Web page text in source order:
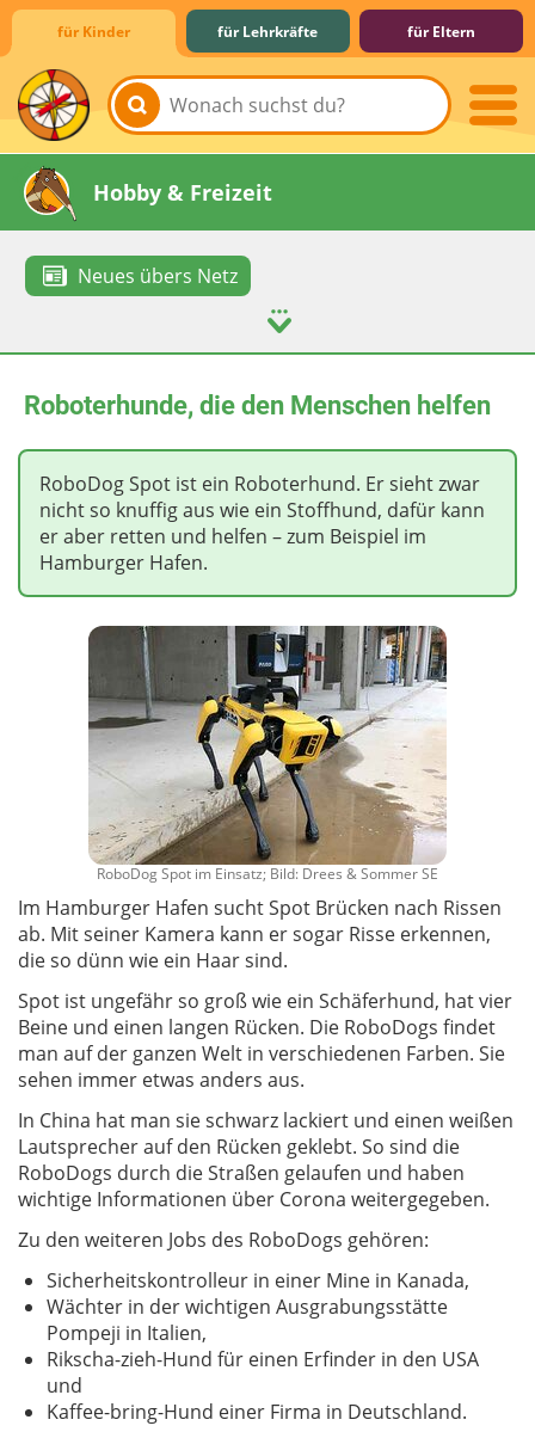
für Kinder für Lehrkräfte für Eltern
Lernen & Schule
Hobby & Freizeit
Neues übers Netz
Spiel & Spaß
Mitreden & Mitmachen
Roboterhunde, die den Menschen helfen
RoboDog Spot ist ein Roboterhund. Er sieht zwar
nicht so knuffig aus wie ein Stoffhund, dafür kann
er aber retten und helfen – zum Beispiel im
Hamburger Hafen.
RoboDog Spot im Einsatz; Bild: Drees & Sommer SE
Im Hamburger Hafen sucht Spot Brücken nach Rissen
ab. Mit seiner Kamera kann er sogar Risse erkennen,
die so dünn wie ein Haar sind.
Spot ist ungefähr so groß wie ein Schäferhund, hat vier
Beine und einen langen Rücken. Die RoboDogs findet
man auf der ganzen Welt in verschiedenen Farben. Sie
sehen immer etwas anders aus.
In China hat man sie schwarz lackiert und einen weißen
Lautsprecher auf den Rücken geklebt. So sind die
RoboDogs durch die Straßen gelaufen und haben
wichtige Informationen über Corona weitergegeben.
Zu den weiteren Jobs des RoboDogs gehören:
Sicherheitskontrolleur in einer Mine in Kanada,
Wächter in der wichtigen Ausgrabungsstätte
Pompeji in Italien,
Rikscha-zieh-Hund für einen Erfinder in den USA
und
Kaffee-bring-Hund einer Firma in Deutschland.